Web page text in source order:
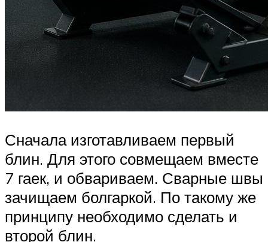
Сначала изготавливаем первый
блин. Для этого совмещаем вместе
7 гаек, и обвариваем. Сварные швы
зачищаем болгаркой. По такому же
принципу необходимо сделать и
второй блин.